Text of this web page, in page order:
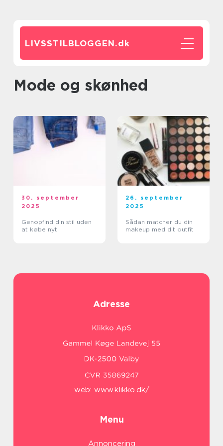
LIVSSTILBLOGGEN.dk
Mode og skønhed
30. september
2025
Genopfind din stil uden
at købe nyt
26. september
2025
Sådan matcher du din
makeup med dit outfit
Adresse
web: www.klikko.dk/
Menu
Annoncering